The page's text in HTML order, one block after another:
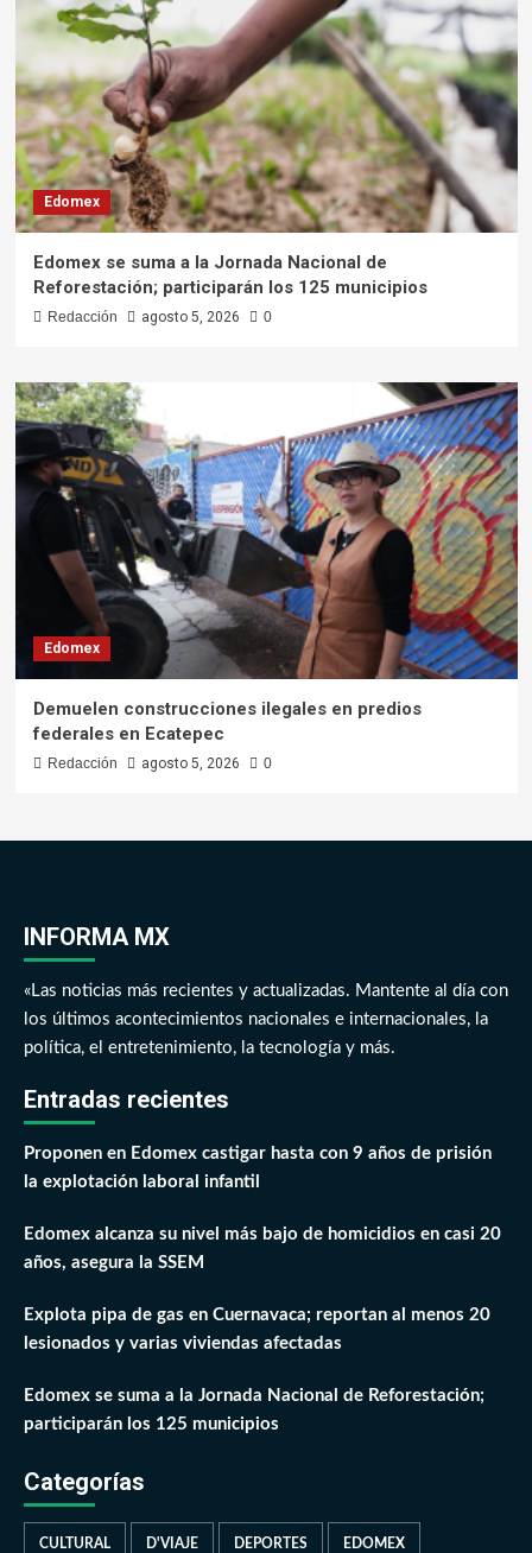
Edomex
Edomex se suma a la Jornada Nacional de
Reforestación; participarán los 125 municipios
Redacción agosto 5, 2026 0
Edomex
Demuelen construcciones ilegales en predios
federales en Ecatepec
Redacción agosto 5, 2026 0
INFORMA MX
«Las noticias más recientes y actualizadas. Mantente al día con
los últimos acontecimientos nacionales e internacionales, la
política, el entretenimiento, la tecnología y más.
Entradas recientes
Proponen en Edomex castigar hasta con 9 años de prisión
la explotación laboral infantil
Edomex alcanza su nivel más bajo de homicidios en casi 20
años, asegura la SSEM
Explota pipa de gas en Cuernavaca; reportan al menos 20
lesionados y varias viviendas afectadas
Edomex se suma a la Jornada Nacional de Reforestación;
participarán los 125 municipios
Categorías
CULTURAL D'VIAJE DEPORTES EDOMEX